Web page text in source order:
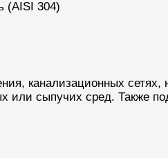
(AISI 304)
канализационных
или сыпучих сред. Также